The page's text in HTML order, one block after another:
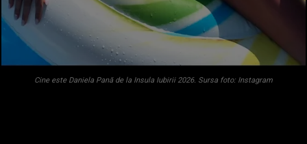
Cine este Daniela Pană de la Insula Iubirii 2026. Sursa foto: Instagram